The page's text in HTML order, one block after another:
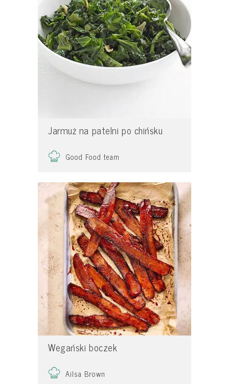
Jarmuż na patelni po chińsku
Good Food team
Wegański boczek
Ailsa Brown